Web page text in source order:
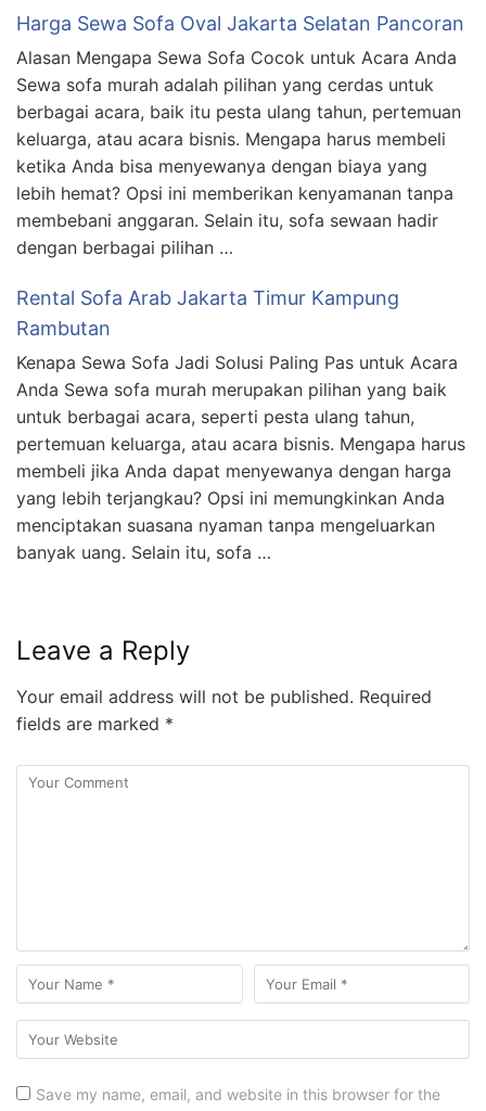
Harga Sewa Sofa Oval Jakarta Selatan Pancoran
Alasan Mengapa Sewa Sofa Cocok untuk Acara Anda
Sewa sofa murah adalah pilihan yang cerdas untuk
berbagai acara, baik itu pesta ulang tahun, pertemuan
keluarga, atau acara bisnis. Mengapa harus membeli
ketika Anda bisa menyewanya dengan biaya yang
lebih hemat? Opsi ini memberikan kenyamanan tanpa
membebani anggaran. Selain itu, sofa sewaan hadir
dengan berbagai pilihan …
Rental Sofa Arab Jakarta Timur Kampung
Rambutan
Kenapa Sewa Sofa Jadi Solusi Paling Pas untuk Acara
Anda Sewa sofa murah merupakan pilihan yang baik
untuk berbagai acara, seperti pesta ulang tahun,
pertemuan keluarga, atau acara bisnis. Mengapa harus
membeli jika Anda dapat menyewanya dengan harga
yang lebih terjangkau? Opsi ini memungkinkan Anda
menciptakan suasana nyaman tanpa mengeluarkan
banyak uang. Selain itu, sofa …
Leave a Reply
Your email address will not be published. Required
fields are marked *
Save my name, email, and website in this browser for the